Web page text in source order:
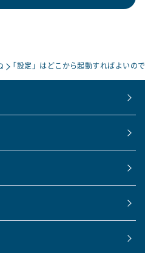
「設定」はどこから起動すればよいの